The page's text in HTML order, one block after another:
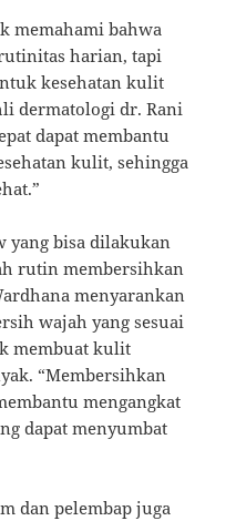
memahami bahwa
harian, tapi
kesehatan kulit
dermatologi dr. Rani
dapat membantu
kulit, sehingga
yang bisa dilakukan
rutin membersihkan
menyarankan
wajah yang sesuai
membuat kulit
“Membersihkan
mengangkat
dapat menyumbat
dan pelembap juga